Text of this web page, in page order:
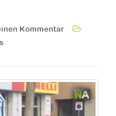
Kommentar